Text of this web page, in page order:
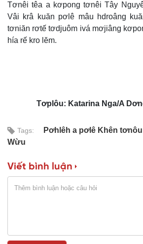
Tơnêi têa a kơpong tơnêi Tây
Vâi krâ kuăn pơlê mâu hdroâng
tơniăn rơtế tơdjuôm ivá mơjiâng
hía rế kro lĕm.
Tơplôu: Katarina Nga/A
Tags:
Pơhlêh a pơlê Khên tơnôu
Wừu
Viết bình luận